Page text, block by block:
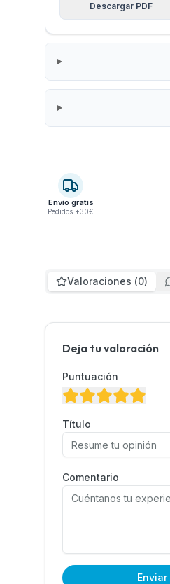
Descargar PDF
Envío gratis
Pedidos +30€
Valoraciones (0)
Deja tu valoración
Puntuación
Título
Comentario